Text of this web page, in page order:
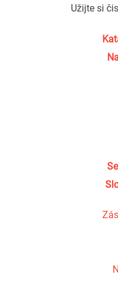
Užijte si